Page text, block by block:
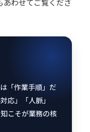
あわせてご覧くださ
「作業手順」だ
応」「人脈」
こそが業務の核